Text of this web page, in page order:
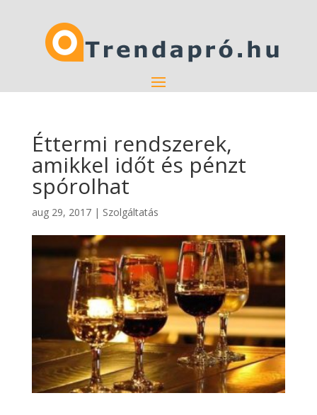
Éttermi rendszerek,
amikkel időt és pénzt
spórolhat
aug 29, 2017| Szolgáltatás